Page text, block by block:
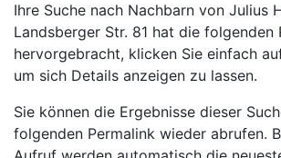
Ihre Suche nach Nachbarn von Julius
Landsberger Str. 81 hat die folgenden
hervorgebracht, klicken Sie einfach
um sich Details anzeigen zu lassen.
Sie können die Ergebnisse dieser
folgenden Permalink wieder abrufen.